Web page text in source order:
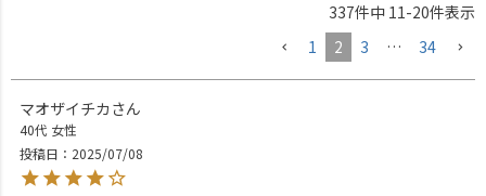
337件中 11-20件表示
1
2 3 … 34
マオザイチカ
40代 女性
投稿日
2025/07/08